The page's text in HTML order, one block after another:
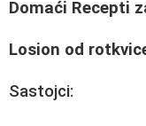
Domaći Recepti
Losion od
Sastojci: